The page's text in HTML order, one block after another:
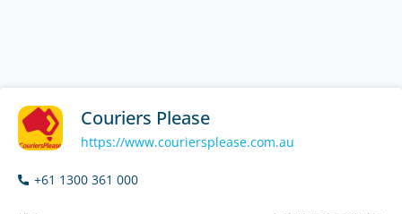
Couriers Please
https://www.couriersplease.com.au
+61 1300 361 000